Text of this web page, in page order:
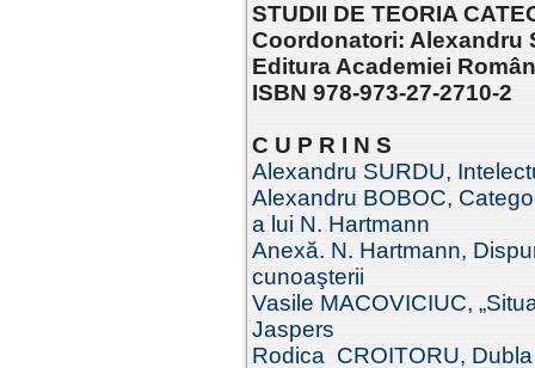
STUDII DE TEORIA
Coordonatori: Alexandru
Editura Academiei
ISBN 978-973-27-2710-2
C U P R I N S
Alexandru SURDU,
Alexandru BOBOC,
a lui N. Hartmann
Anexă. N. Hartmann,
cunoaşterii
Vasile MACOVICIUC,
Jaspers
Rodica CROITORU,